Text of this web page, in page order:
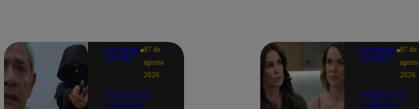
Valentina
Valiente
07 de
agosto
2026
Valentina
Valiente
Valentina
Valiente
07 de
agosto
2026
Valentina
Valiente